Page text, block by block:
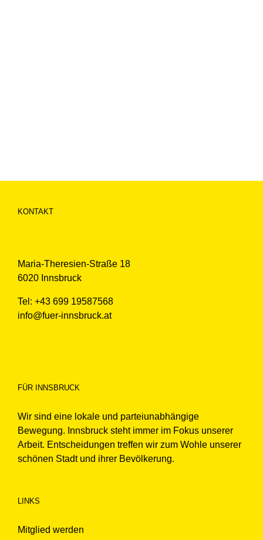
KONTAKT
Maria-Theresien-Straße 18
6020 Innsbruck
Tel: +43 699 19587568
info@fuer-innsbruck.at
FÜR INNSBRUCK
Wir sind eine lokale und parteiunabhängige
Bewegung. Innsbruck steht immer im Fokus unserer
Arbeit. Entscheidungen treffen wir zum Wohle unserer
schönen Stadt und ihrer Bevölkerung.
LINKS
Mitglied werden